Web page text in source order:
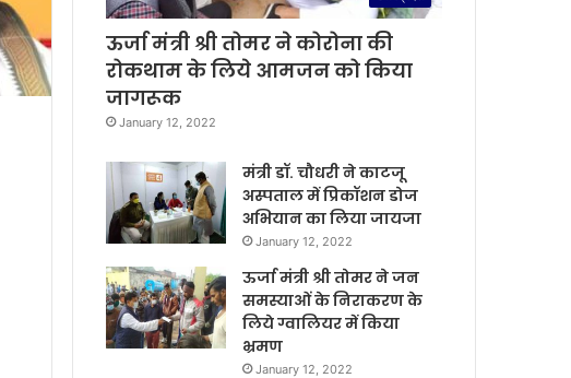
ऊर्जा मंत्री श्री तोमर ने कोरोना की
रोकथाम के लिये आमजन को किया
जागरूक
January 12, 2022
मंत्री डॉ. चौधरी ने काटजू
अस्पताल में प्रिकॉशन डोज
अभियान का लिया जायजा
January 12, 2022
ऊर्जा मंत्री श्री तोमर ने जन
समस्याओं के निराकरण के
लिये ग्वालियर में किया
भ्रमण
January 12, 2022